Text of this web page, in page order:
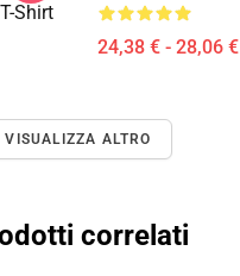
Shirt
24,38 € - 28,06 €
VISUALIZZA ALTRO
correlati